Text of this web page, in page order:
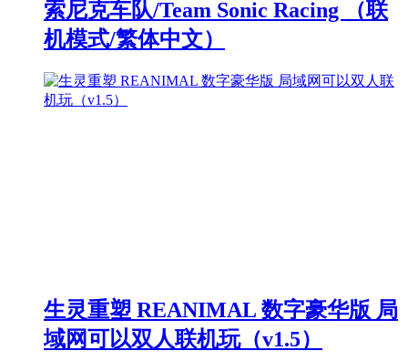
索尼克车队/Team Sonic Racing （联
机模式/繁体中文）
生灵重塑 REANIMAL 数字豪华版 局
域网可以双人联机玩（v1.5）